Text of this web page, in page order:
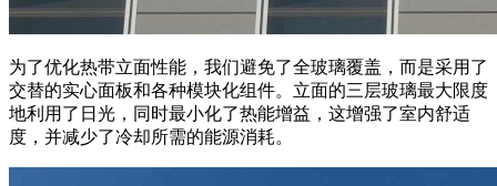
为了优化热带立面性能，我们避免了全玻璃覆盖，而是采用了
交替的实心面板和各种模块化组件。立面的三层玻璃最大限度
地利用了日光，同时最小化了热能增益，这增强了室内舒适
度，并减少了冷却所需的能源消耗。